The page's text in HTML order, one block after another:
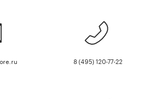
8 (495) 120-77-22